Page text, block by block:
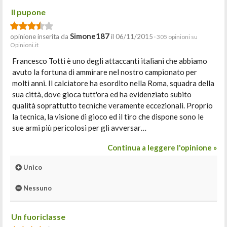
Il pupone
opinione inserita da Simone187il 06/11/2015 · 305 opinioni su
Opinioni.it
Francesco Totti è uno degli attaccanti italiani che abbiamo
avuto la fortuna di ammirare nel nostro campionato per
molti anni. Il calciatore ha esordito nella Roma, squadra della
sua città, dove gioca tutt'ora ed ha evidenziato subito
qualità soprattutto tecniche veramente eccezionali. Proprio
la tecnica, la visione di gioco ed il tiro che dispone sono le
sue armi più pericolosi per gli avversar…
Continua a leggere l'opinione »
Unico
Nessuno
Un fuoriclasse